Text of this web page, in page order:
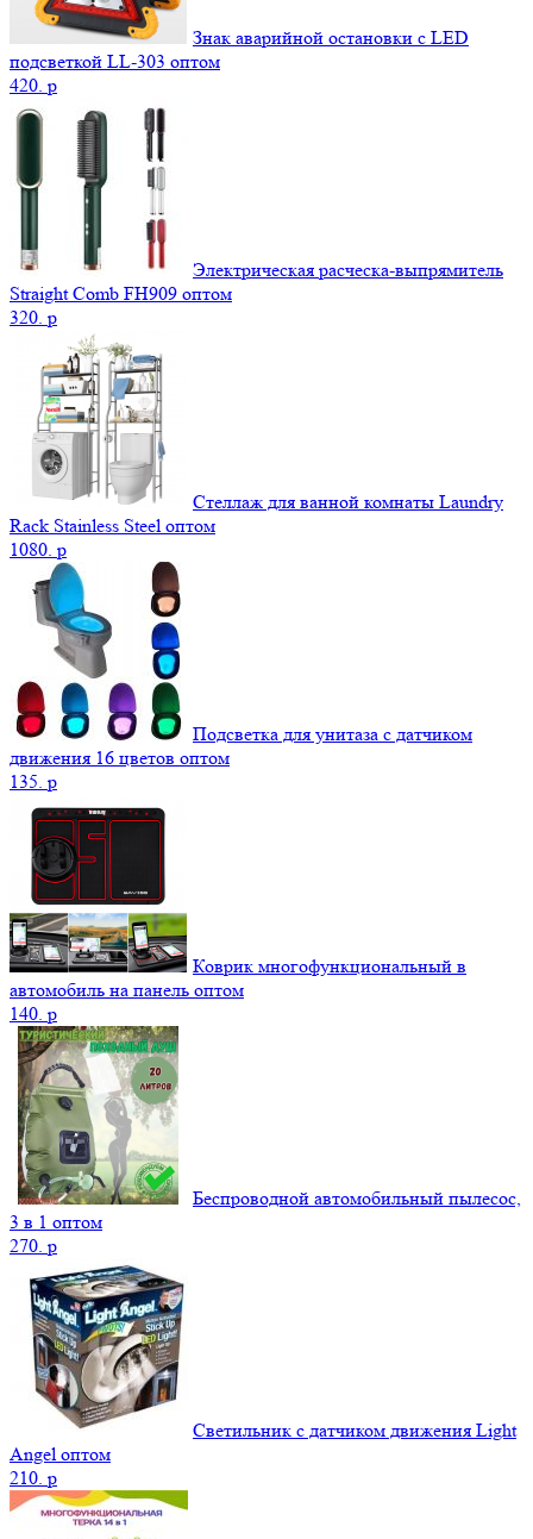
Знак аварийной остановки с LED
подсветкой LL-303 оптом
420. p
Электрическая расческа-выпрямитель
Straight Comb FH909 оптом
320. p
Стеллаж для ванной комнаты Laundry
Rack Stainless Steel оптом
1080. p
Подсветка для унитаза с датчиком
движения 16 цветов оптом
135. p
Коврик многофункциональный в
автомобиль на панель оптом
140. p
Беспроводной автомобильный пылесос,
3 в 1 оптом
270. p
Светильник с датчиком движения Light
Angel оптом
210. p